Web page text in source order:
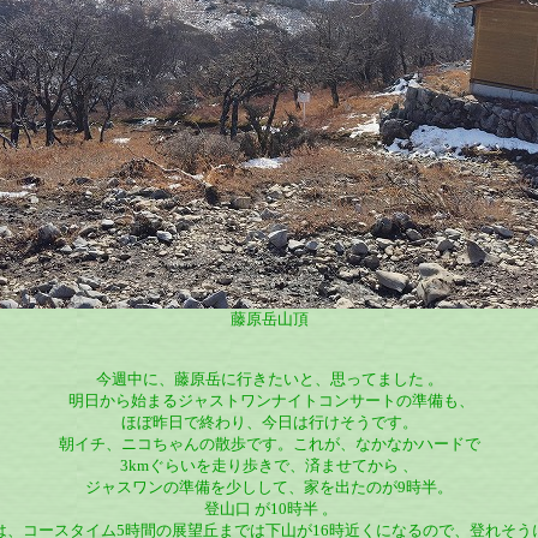
藤原岳山頂
今週中に、藤原岳に行きたいと、思ってました 。
明日から始まるジャストワンナイトコンサートの準備も、
ほぼ昨日で終わり、今日は行けそうです。
朝イチ、ニコちゃんの散歩です。これが、なかなかハードで
3kmぐらいを走り歩きで、済ませてから 、
ジャスワンの準備を少しして、家を出たのが9時半。
登山口 が10時半 。
、コースタイム5時間の展望丘までは下山が16時近くになるので、登れそう